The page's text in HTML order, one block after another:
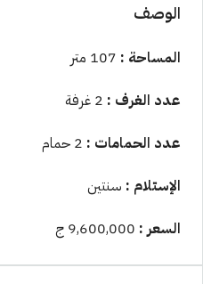
الوصف
المساحة :
عدد الغرف :
عدد الحمامات :
الإستلام : سنتين
السعر :